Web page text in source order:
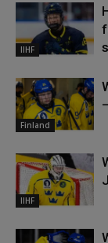
IIHF
Finland
IIHF